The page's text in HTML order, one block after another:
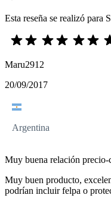
Esta reseña se realizó
Maru2912
20/09/2017
Argentina
Muy buena relación precio-
Muy buen producto,
podrían incluir felpa o